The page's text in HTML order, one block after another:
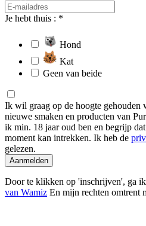
Je hebt thuis : *
Hond
Kat
Geen van beide
Ik wil graag op de hoogte gehouden
nieuwe smaken en producten van
ik min. 18 jaar oud ben en begrijp
moment kan intrekken. Ik heb de
gelezen.
Aanmelden
Door te klikken op 'inschrijven', ga
van Wamiz En mijn rechten omtrent